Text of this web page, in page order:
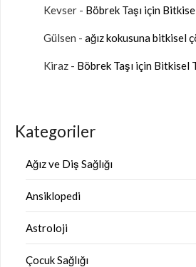
Kevser - Böbrek Taşı için
Gülsen - ağız kokusuna bitkisel
Kiraz - Böbrek Taşı için Bitkisel
Kategoriler
Ağız ve Diş Sağlığı
Ansiklopedi
Astroloji
Çocuk Sağlığı